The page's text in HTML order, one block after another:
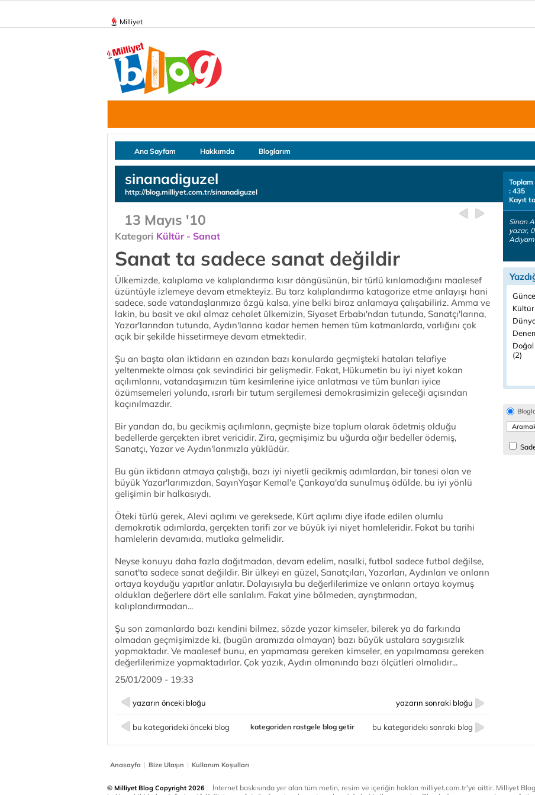
Milliyet
Ana Sayfam Hakkımda Bloglarım
sinanadiguzel
http://blog.milliyet.com.tr/sinanadiguzel
13 Mayıs '10
Kategori Kültür - Sanat
Sanat ta sadece sanat değildir
Ülkemizde, kalıplama ve kalıplandırma kısır döngüsünün, bir türlü kırılamadığını maalesef
üzüntüyle izlemeye devam etmekteyiz. Bu tarz kalıplandırma katagorize etme anlayışı hani
sadece, sade vatandaşlarımıza özgü kalsa, yine belki biraz anlamaya çalışabiliriz. Amma ve
lakin, bu basit ve akıl almaz cehalet ülkemizin, Siyaset Erbabı'ndan tutunda, Sanatçı'larına,
Yazar'larından tutunda, Aydın'larına kadar hemen hemen tüm katmanlarda, varlığını çok
açık bir şekilde hissetirmeye devam etmektedir.
Şu an başta olan iktidarın en azından bazı konularda geçmişteki hataları telafiye
yeltenmekte olması çok sevindirici bir gelişmedir. Fakat, Hükumetin bu iyi niyet kokan
açılımlarını, vatandaşımızın tüm kesimlerine iyice anlatması ve tüm bunları iyice
özümsemeleri yolunda, ısrarlı bir tutum sergilemesi demokrasimizin geleceği açısından
kaçınılmazdır.
Bir yandan da, bu gecikmiş açılımların, geçmişte bize toplum olarak ödetmiş olduğu
bedellerde gerçekten ibret vericidir. Zira, geçmişimiz bu uğurda ağır bedeller ödemiş,
Sanatçı, Yazar ve Aydın'larımızla yüklüdür.
Bu gün iktidarın atmaya çalıştığı, bazı iyi niyetli gecikmiş adımlardan, bir tanesi olan ve
büyük Yazar'larımızdan, SayınYaşar Kemal'e Çankaya'da sunulmuş ödülde, bu iyi yönlü
gelişimin bir halkasıydı.
Öteki türlü gerek, Alevi açılımı ve gereksede, Kürt açılımı diye ifade edilen olumlu
demokratik adımlarda, gerçekten tarifi zor ve büyük iyi niyet hamleleridir. Fakat bu tarihi
hamlelerin devamıda, mutlaka gelmelidir.
Neyse konuyu daha fazla dağıtmadan, devam edelim, nasılki, futbol sadece futbol değilse,
sanat'ta sadece sanat değildir. Bir ülkeyi en güzel, Sanatçıları, Yazarları, Aydınları ve onların
ortaya koyduğu yapıtlar anlatır. Dolayısıyla bu değerlilerimize ve onların ortaya koymuş
oldukları değerlere dört elle sarılalım. Fakat yine bölmeden, ayrıştırmadan,
kalıplandırmadan...
Şu son zamanlarda bazı kendini bilmez, sözde yazar kimseler, bilerek ya da farkında
olmadan geçmişimizde ki, (bugün aramızda olmayan) bazı büyük ustalara saygısızlık
yapmaktadır. Ve maalesef bunu, en yapmaması gereken kimseler, en yapılmaması gereken
değerlilerimize yapmaktadırlar. Çok yazık, Aydın olmanında bazı ölçütleri olmalıdır...
25/01/2009 - 19:33
yazarın önceki bloğu yazarın sonraki bloğu
bu kategorideki önceki blog bu kategorideki sonraki blog
kategoriden rastgele blog getir
Toplam
: 435
Kayıt
Sinan
yazar,
(2)
Anasayfa | Bize Ulaşın | Kullanım Koşulları
© Milliyet Blog Copyright 2026
İnternet baskısında yer alan tüm metin, resim ve içeriğin hakları milliyet.com.tr'ye aittir. Milliyet